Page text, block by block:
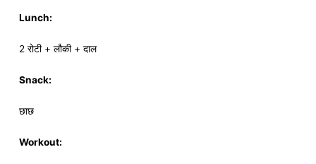
Lunch:
2 रोटी + लौकी + दाल
Snack:
छाछ
Workout: